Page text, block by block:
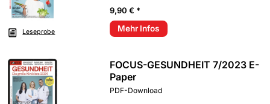
Leseprobe
9,90 € *
Mehr Infos
FOCUS-GESUNDHEIT 7/2023 E-
Paper
PDF-Download